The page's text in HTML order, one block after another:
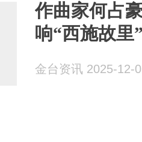
作曲家何占
响“西施故里
金台资讯 2025-12-